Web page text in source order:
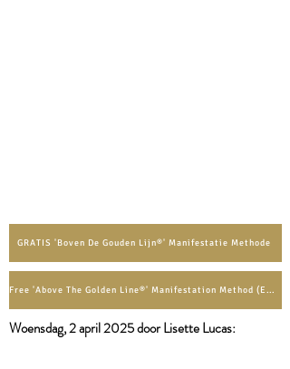
GRATIS 'Boven De Gouden Lijn®' Manifestatie Methode
Free 'Above The Golden Line®' Manifestation Method (English)
Woensdag, 2 april2025 door Lisette Lucas:​